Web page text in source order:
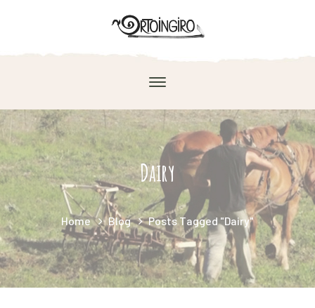
Dairy
Home Blog Posts Tagged "Dairy"